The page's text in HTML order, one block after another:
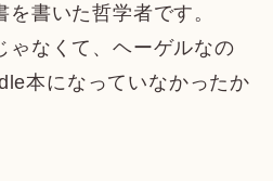
書いた哲学者です。
ゃなくて、ヘーゲルなの
本になっていなかったか